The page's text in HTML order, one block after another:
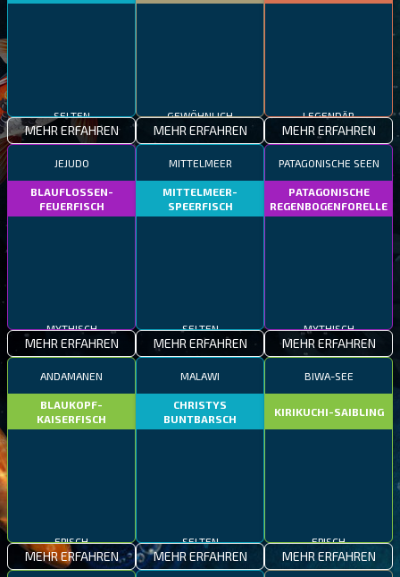
MEHR ERFAHREN MEHR ERFAHREN MEHR ERFAHREN
JEJUDO
BLAUFLOSSEN-
FEUERFISCH
MEHR ERFAHREN
MITTELMEER
MITTELMEER-
SPEERFISCH
MEHR ERFAHREN
PATAGONISCHE SEEN
PATAGONISCHE
REGENBOGENFORELLE
MEHR ERFAHREN
ANDAMANEN
BLAUKOPF-
KAISERFISCH
MEHR ERFAHREN
MALAWI
CHRISTYS
BUNTBARSCH
MEHR ERFAHREN
BIWA-SEE
KIRIKUCHI-SAIBLING
MEHR ERFAHREN